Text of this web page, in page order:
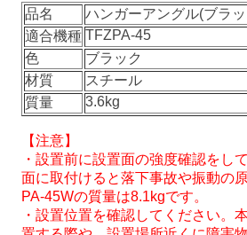
品名
ハンガーアングル(ブラ
適合機種 TFZPA-45
色
ブラック
材質
スチール
質量
3.6kg
【注意】
・設置前に設置面の強度確認をし
面に取付けると落下事故や振動の
PA-45Wの質量は8.1kgです。
・設置位置を確認してください。